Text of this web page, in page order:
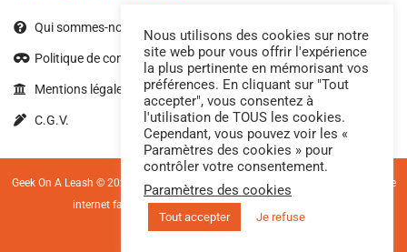
Qui sommes-nous ?
Politique de confidentialité
Mentions légales
C.G.V.
Geek On A Leash © 2023 – Tous droits réservés. Photos par
| Site
internet façonné parLycan Concept
Nous utilisons des cookies sur notre
site web pour vous offrir l'expérience
la plus pertinente en mémorisant vos
préférences. En cliquant sur "Tout
accepter", vous consentez à
l'utilisation de TOUS les cookies.
Cependant, vous pouvez voir les «
Paramètres des cookies » pour
contrôler votre consentement.
Paramètres des cookies
Tout accepter Je refuse